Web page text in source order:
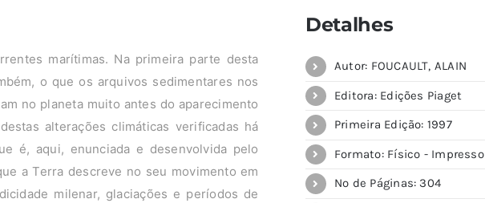
marítimas. Na primeira parte desta
o que os arquivos sedimentares nos
no planeta muito antes do aparecimento
alterações climáticas verificadas há
é, aqui, enunciada e desenvolvida pelo
a Terra descreve no seu movimento em
milenar, glaciações e períodos de
Detalhes
Autor: FOUCAULT, ALAIN
Editora: Edições Piaget
Primeira Edição: 1997
Formato: Físico - Impresso
Nº de Páginas: 304